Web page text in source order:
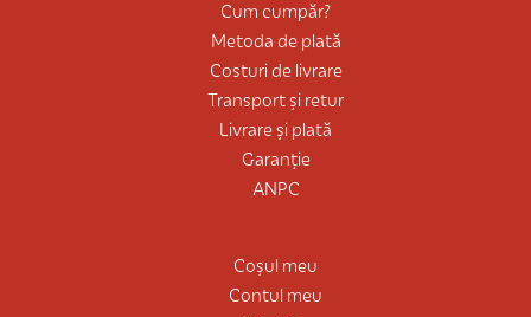
Cum cumpăr?
Metoda de plată
Costuri de livrare
Transport și retur
Livrare și plată
Garanție
ANPC
Coșul meu
Contul meu